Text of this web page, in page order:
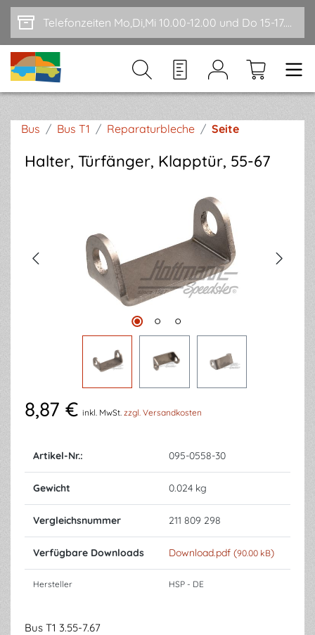
Zum Hauptinhalt springen Telefonzeiten Mo,Di,Mi 10.00-12.00 und Do 15-17.00
Bus / Bus T1 / Reparaturbleche / Seite
Halter, Türfänger, Klapptür, 55-67
8,87 € inkl. MwSt. zzgl. Versandkosten
Artikel-Nr.: 095-0558-30
Gewicht 0.024 kg
Vergleichsnummer 211 809 298
Verfügbare Downloads Download.pdf (90.00 kB)
Hersteller HSP - DE
Bus T1 3.55-7.67